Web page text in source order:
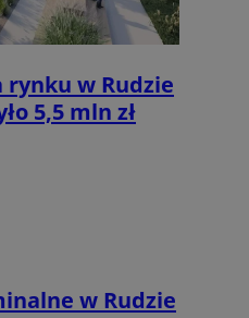
w Rudzie
5,5 mln zł
w Rudzie